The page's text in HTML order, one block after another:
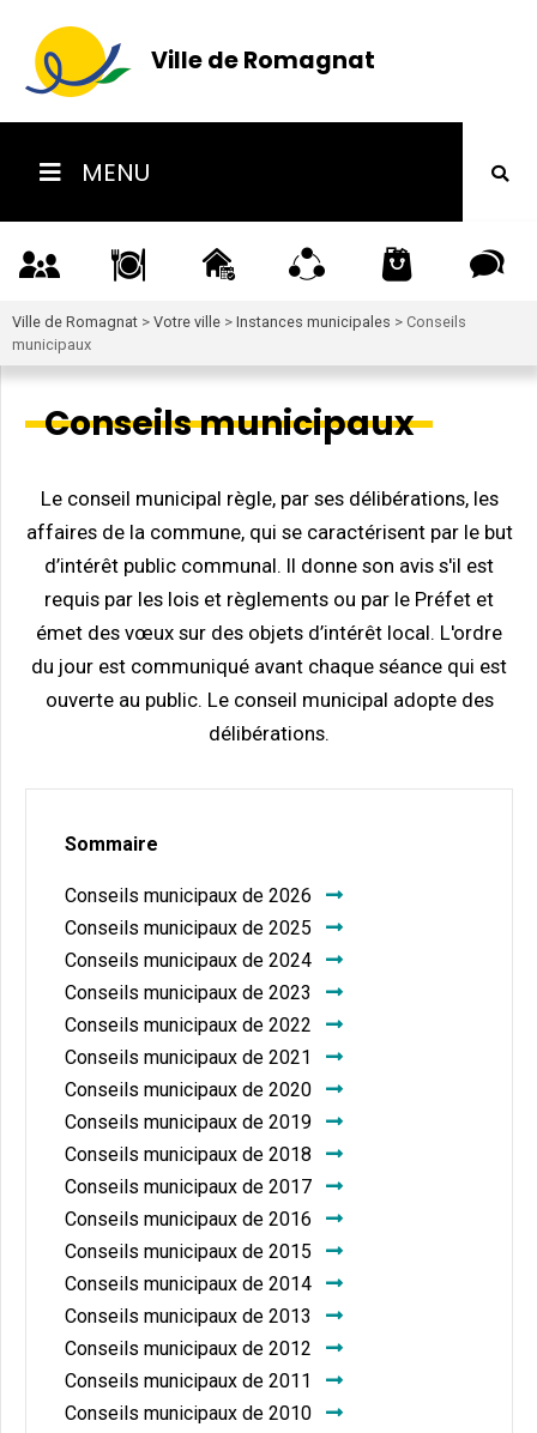
Ville de Romagnat
MENU
Ville de Romagnat > Votre ville > Instances municipales > Conseils
municipaux
Conseils municipaux
Le conseil municipal règle, par ses délibérations, les
affaires de la commune, qui se caractérisent par le but
d’intérêt public communal. Il donne son avis s'il est
requis par les lois et règlements ou par le Préfet et
émet des vœux sur des objets d’intérêt local. L'ordre
du jour est communiqué avant chaque séance qui est
ouverte au public. Le conseil municipal adopte des
délibérations.
Sommaire
Conseils municipaux de 2026
Conseils municipaux de 2025
Conseils municipaux de 2024
Conseils municipaux de 2023
Conseils municipaux de 2022
Conseils municipaux de 2021
Conseils municipaux de 2020
Conseils municipaux de 2019
Conseils municipaux de 2018
Conseils municipaux de 2017
Conseils municipaux de 2016
Conseils municipaux de 2015
Conseils municipaux de 2014
Conseils municipaux de 2013
Conseils municipaux de 2012
Conseils municipaux de 2011
Conseils municipaux de 2010